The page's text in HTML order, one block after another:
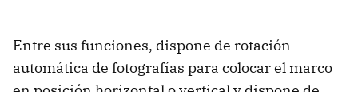
Entre sus funciones, dispone de rotación
automática de fotografías para colocar el marco